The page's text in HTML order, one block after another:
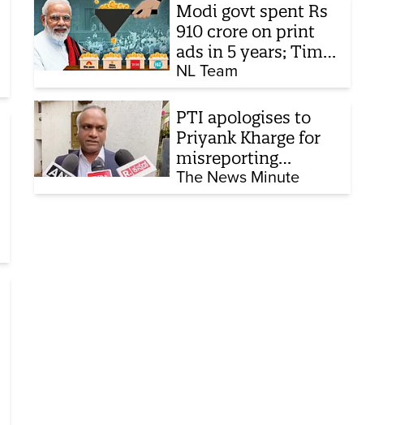
Modi govt spent Rs
910 crore on print
ads in 5 years; Times
of India biggest
beneficiary
NL Team
PTI apologises to
Priyank Kharge for
misreporting
remarks on police
constable exam
The News Minute